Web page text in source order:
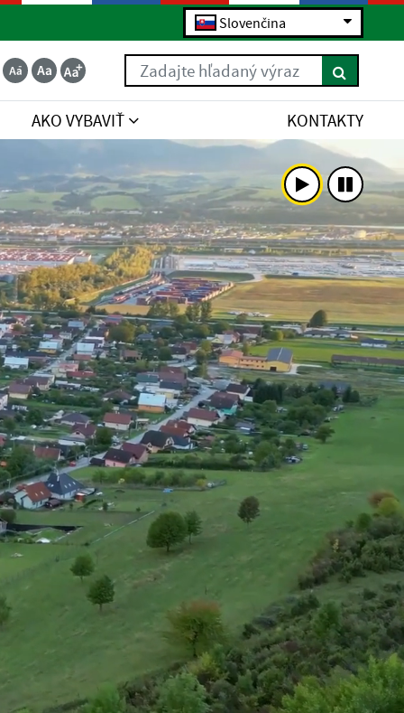
Slovenčina
Zadajte hľadaný výraz
AKO VYBAVIŤ KONTAKTY